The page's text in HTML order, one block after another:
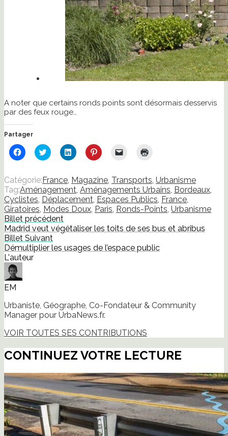
A noter que certains ronds points sont désormais desservis
par des feux rouge…
Partager
Cliquez
pour
Facebook(ouvre
dans
une
nouvelle
fenêtre)
Cliquez
pour
Twitter(ouvre
dans
une
nouvelle
fenêtre)
Cliquez
pour
LinkedIn(ouvre
dans
une
nouvelle
fenêtre)
Cliquez
pour
Pinterest(ouvre
dans
une
nouvelle
fenêtre)
Cliquer
lien
par
e-
mail
à
un
dans
une
fenêtre)
une
nouvelle
fenêtre)
Catégorie: France, Magazine, Transports, Urbanisme
Tag:Aménagement, Aménagements Urbains, Bordeaux,
Cyclistes, Déplacement, Espaces Publics, France,
Giratoires, Modes Doux, Paris, Ronds-Points, Urbanisme
Billet précédent
Madrid veut végétaliser les toits de ses bus et abribus
Billet Suivant
Démultiplier les usages de l’espace public
L'auteur
EM
Urbaniste, Géographe, Co-Fondateur & Community
Manager pour UrbaNews.fr.
VOIR TOUTES SES CONTRIBUTIONS
CONTINUEZ VOTRE LECTURE